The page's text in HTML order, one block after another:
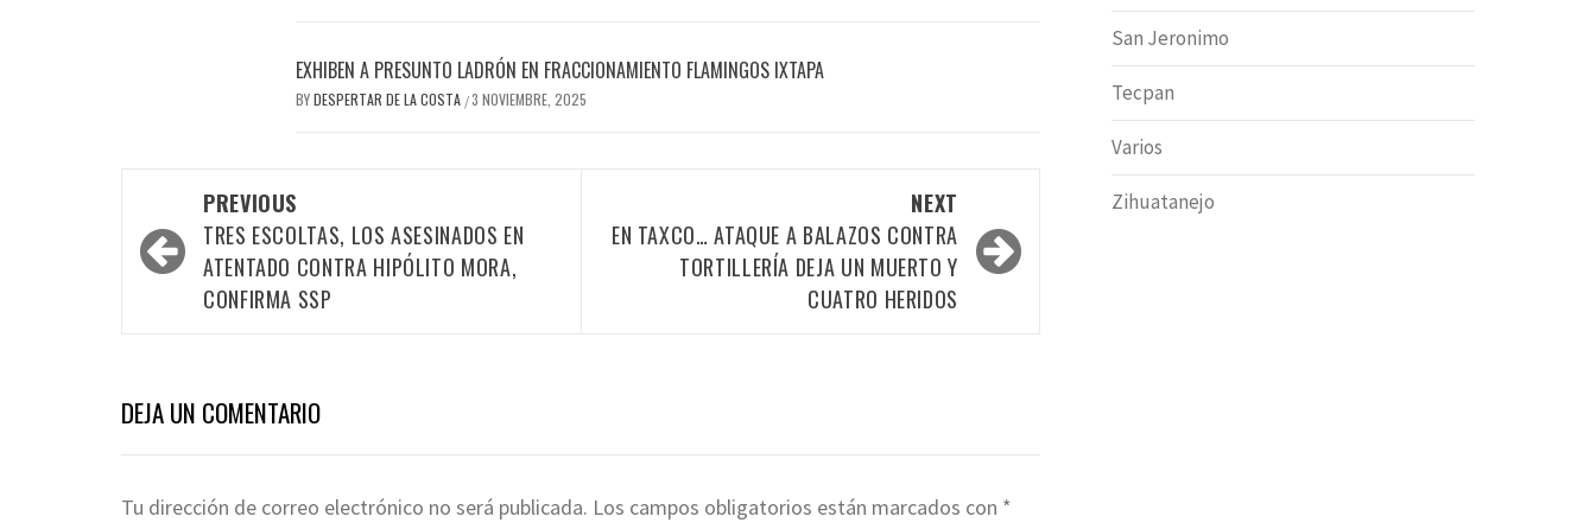
EXHIBEN A PRESUNTO LADRÓN EN FRACCIONAMIENTO FLAMINGOS IXTAPA
BYDESPERTAR DE LA COSTA /3 NOVIEMBRE, 2025
navigation
PREVIOUS
TRES ESCOLTAS, LOS ASESINADOS EN
ATENTADO CONTRA HIPÓLITO MORA,
CONFIRMA SSP
NEXT
EN TAXCO… ATAQUE A BALAZOS CONTRA
TORTILLERÍA DEJA UN MUERTO Y
CUATRO HERIDOS
DEJA UN COMENTARIO
Tu dirección de correo electrónico no será publicada. Los campos obligatorios están marcados con *
San Jeronimo
Tecpan
Varios
Zihuatanejo